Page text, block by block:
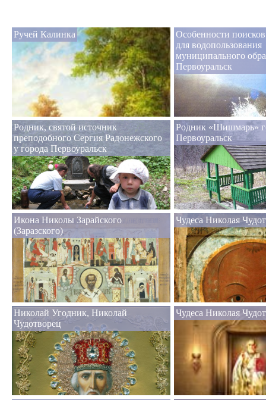
Ручей Калинка
Особенности
для водопользования
муниципального
Первоуральск
Родник, святой источник
преподобного Сергия Радонежского
у города Первоуральск
Родник «Шишмарь»
Первоуральск
Икона Николы Зарайского
(Заразского)
Чудеса Николая
Николай Угодник, Николай
Чудотворец
Чудеса Николая